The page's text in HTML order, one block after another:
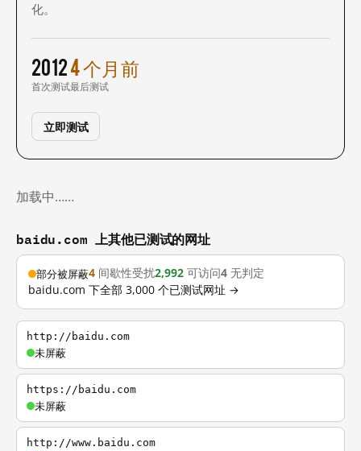
化。
2012
首次测试
4 个月前
最后测试
立即测试
加载中……
baidu.com 上其他已测试的网址
部分被屏蔽4 间歇性受扰2,992 可访问4 无判定
baidu.com 下全部 3,000 个已测试网址 →
http://baidu.com
未屏蔽
https://baidu.com
未屏蔽
http://www.baidu.com